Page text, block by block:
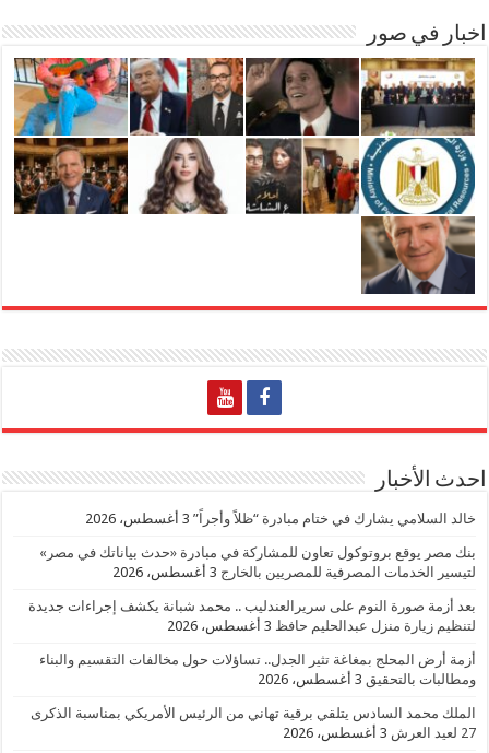
اخبار في صور
احدث الأخبار
خالد السلامي يشارك في ختام مبادرة “ظلاً وأجراً” 3 أغسطس، 2026
بنك مصر يوقع بروتوكول تعاون للمشاركة في مبادرة «حدث بياناتك في مصر»
لتيسير الخدمات المصرفية للمصريين بالخارج 3 أغسطس، 2026
بعد أزمة صورة النوم على سريرالعندليب .. محمد شبانة يكشف إجراءات جديدة
لتنظيم زيارة منزل عبدالحليم حافظ 3 أغسطس، 2026
أزمة أرض المحلج بمغاغة تثير الجدل.. تساؤلات حول مخالفات التقسيم والبناء
ومطالبات بالتحقيق 3 أغسطس، 2026
الملك محمد السادس يتلقي برقية تهاني من الرئيس الأمريكي بمناسبة الذكرى
27 لعيد العرش
3 أغسطس، 2026